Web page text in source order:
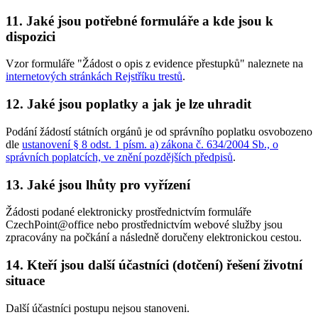
11. Jaké jsou potřebné formuláře a kde jsou k
dispozici
Vzor formuláře "Žádost o opis z evidence přestupků" naleznete na
internetových stránkách Rejstříku trestů.
12. Jaké jsou poplatky a jak je lze uhradit
Podání žádostí státních orgánů je od správního poplatku osvobozeno
dle ustanovení § 8 odst. 1 písm. a) zákona č. 634/2004 Sb., o
správních poplatcích, ve znění pozdějších předpisů.
13. Jaké jsou lhůty pro vyřízení
Žádosti podané elektronicky prostřednictvím formuláře
CzechPoint@office nebo prostřednictvím webové služby jsou
zpracovány na počkání a následně doručeny elektronickou cestou.
14. Kteří jsou další účastníci (dotčení) řešení životní
situace
Další účastníci postupu nejsou stanoveni.